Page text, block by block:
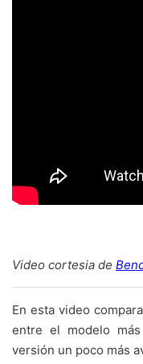
Video cortesia de
En esta video
entre el modelo
versión un poco más